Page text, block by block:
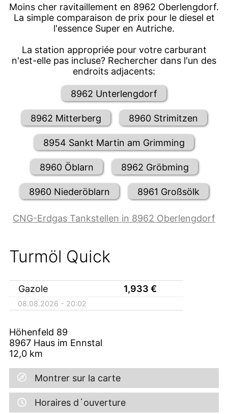
Moins cher ravitaillement en 8962 Oberlengdorf.
La simple comparaison de prix pour le diesel et
l'essence Super en Autriche.
La station appropriée pour votre carburant
n'est-elle pas incluse? Rechercher dans l'un des
endroits adjacents:
8962 Unterlengdorf
8962 Mitterberg 8960 Strimitzen
8954 Sankt Martin am Grimming
8960 Öblarn 8962 Gröbming
8960 Niederöblarn 8961 Großsölk
CNG-Erdgas Tankstellen in 8962 Oberlengdorf
Turmöl Quick
Gazole 1,933 €
08.08.2026 - 20:02
Höhenfeld 89
8967 Haus im Ennstal
12,0 km
Montrer sur la carte
Horaires d´ouverture